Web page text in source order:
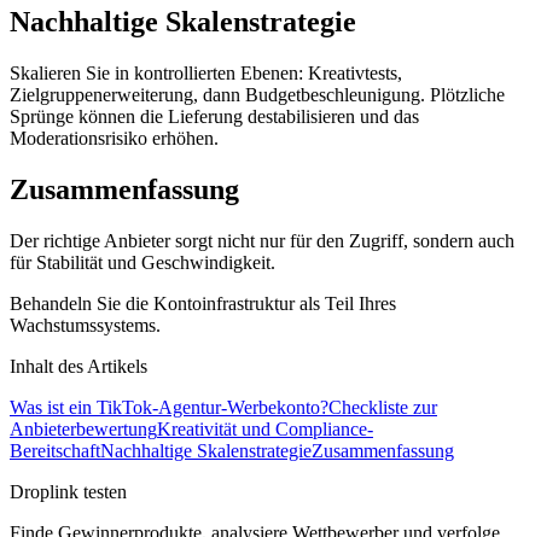
Nachhaltige Skalenstrategie
Skalieren Sie in kontrollierten Ebenen: Kreativtests,
Zielgruppenerweiterung, dann Budgetbeschleunigung. Plötzliche
Sprünge können die Lieferung destabilisieren und das
Moderationsrisiko erhöhen.
Zusammenfassung
Der richtige Anbieter sorgt nicht nur für den Zugriff, sondern auch
für Stabilität und Geschwindigkeit.
Behandeln Sie die Kontoinfrastruktur als Teil Ihres
Wachstumssystems.
Inhalt des Artikels
Was ist ein TikTok-Agentur-Werbekonto?Checkliste zur
AnbieterbewertungKreativität und Compliance-
BereitschaftNachhaltige SkalenstrategieZusammenfassung
Droplink testen
Finde Gewinnerprodukte, analysiere Wettbewerber und verfolge